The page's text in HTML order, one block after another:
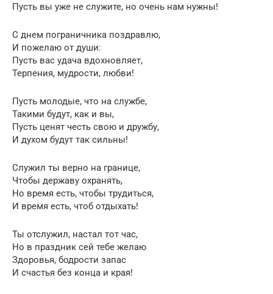
Пусть вы уже не служите, но очень нам нужны!
С днем пограничника поздравлю,
И пожелаю от души:
Пусть вас удача вдохновляет,
Терпения, мудрости, любви!
Пусть молодые, что на службе,
Такими будут, как и вы,
Пусть ценят честь свою и дружбу,
И духом будут так сильны!
Служил ты верно на границе,
Чтобы державу охранять,
Но время есть, чтобы трудиться,
И время есть, чтоб отдыхать!
Ты отслужил, настал тот час,
Но в праздник сей тебе желаю
Здоровья, бодрости запас
И счастья без конца и края!